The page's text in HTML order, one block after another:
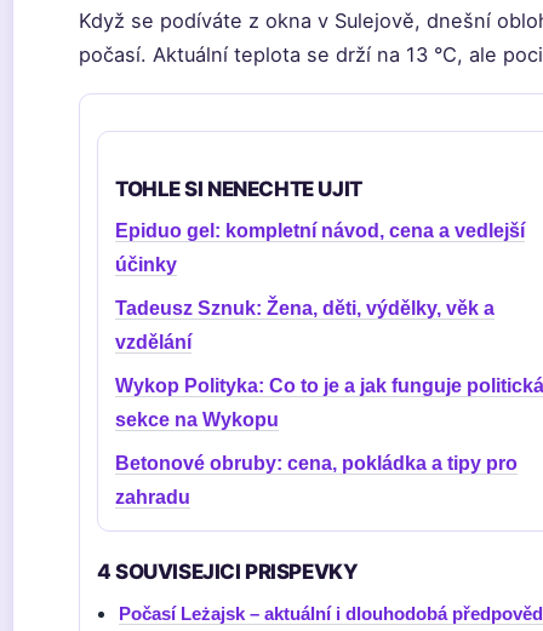
Když se podíváte z okna v Sulejově, dnešní
počasí. Aktuální teplota se drží na 13 °C, ale
TOHLE SI NENECHTE UJIT
Epiduo gel: kompletní návod, cena a vedlejší
účinky
Tadeusz Sznuk: Žena, děti, výdělky, věk a
vzdělání
Wykop Polityka: Co to je a jak funguje politická
sekce na Wykopu
Betonové obruby: cena, pokládka a tipy pro
zahradu
4 SOUVISEJICI PRISPEVKY
Počasí Leżajsk – aktuální i dlouhodobá